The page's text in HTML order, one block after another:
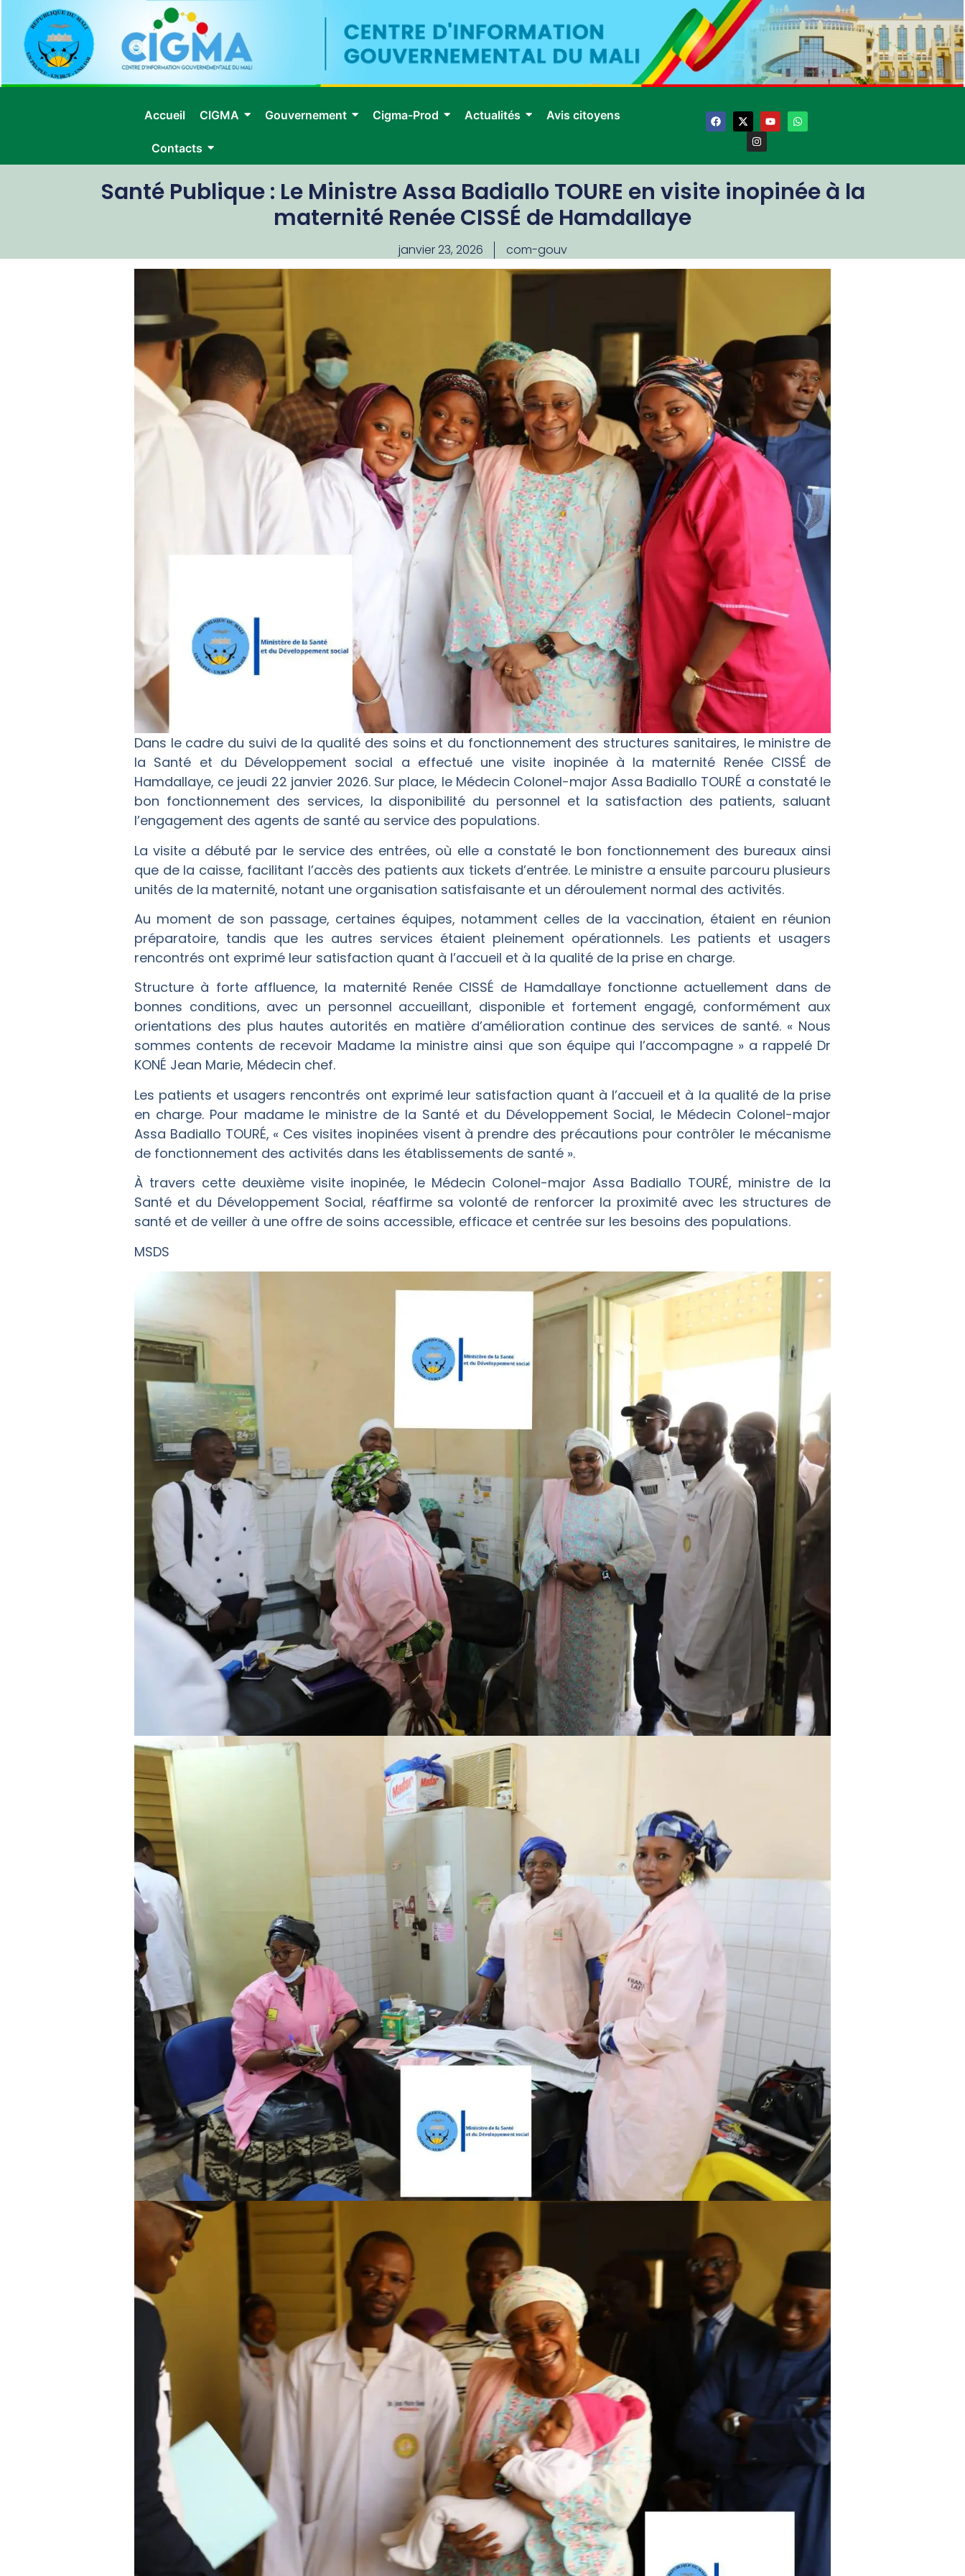
Accueil CIGMA Gouvernement Cigma-Prod Actualités Avis citoyens
Contacts
Santé Publique : Le Ministre Assa Badiallo TOURE en visite inopinée à la
maternité Renée CISSÉ de Hamdallaye
janvier 23, 2026 com-gouv
Dans le cadre du suivi de la qualité des soins et du fonctionnement des structures sanitaires, le ministre de
la Santé et du Développement social a effectué une visite inopinée à la maternité Renée CISSÉ de
Hamdallaye, ce jeudi 22 janvier 2026. Sur place, le Médecin Colonel-major Assa Badiallo TOURÉ a constaté le
bon fonctionnement des services, la disponibilité du personnel et la satisfaction des patients, saluant
l’engagement des agents de santé au service des populations.
La visite a débuté par le service des entrées, où elle a constaté le bon fonctionnement des bureaux ainsi
que de la caisse, facilitant l’accès des patients aux tickets d’entrée. Le ministre a ensuite parcouru plusieurs
unités de la maternité, notant une organisation satisfaisante et un déroulement normal des activités.
Au moment de son passage, certaines équipes, notamment celles de la vaccination, étaient en réunion
préparatoire, tandis que les autres services étaient pleinement opérationnels. Les patients et usagers
rencontrés ont exprimé leur satisfaction quant à l’accueil et à la qualité de la prise en charge.
Structure à forte affluence, la maternité Renée CISSÉ de Hamdallaye fonctionne actuellement dans de
bonnes conditions, avec un personnel accueillant, disponible et fortement engagé, conformément aux
orientations des plus hautes autorités en matière d’amélioration continue des services de santé. « Nous
sommes contents de recevoir Madame la ministre ainsi que son équipe qui l’accompagne » a rappelé Dr
KONÉ Jean Marie, Médecin chef.
Les patients et usagers rencontrés ont exprimé leur satisfaction quant à l’accueil et à la qualité de la prise
en charge. Pour madame le ministre de la Santé et du Développement Social, le Médecin Colonel-major
Assa Badiallo TOURÉ, « Ces visites inopinées visent à prendre des précautions pour contrôler le mécanisme
de fonctionnement des activités dans les établissements de santé ».
À travers cette deuxième visite inopinée, le Médecin Colonel-major Assa Badiallo TOURÉ, ministre de la
Santé et du Développement Social, réaffirme sa volonté de renforcer la proximité avec les structures de
santé et de veiller à une offre de soins accessible, efficace et centrée sur les besoins des populations.
MSDS